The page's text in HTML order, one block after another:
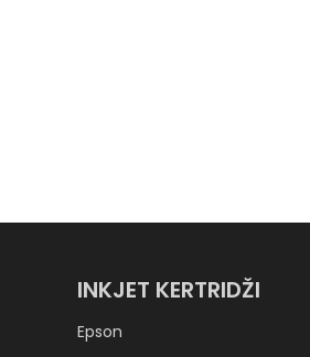
INKJET KERTRIDŽI
Epson